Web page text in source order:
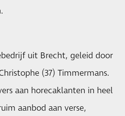
uit Brecht, geleid door
(37) Timmermans.
aan horecaklanten in heel
aanbod aan verse,